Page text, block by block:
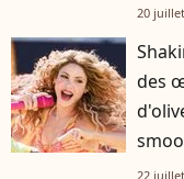
20
des
22